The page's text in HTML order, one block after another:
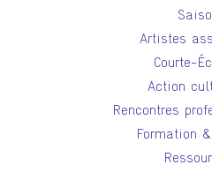
Artistes
Courte-
Action
Rencontres
Formation